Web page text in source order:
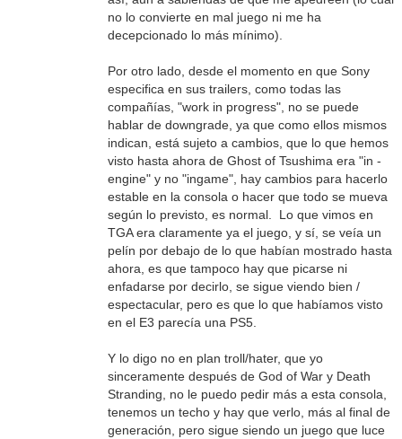
no lo convierte en mal juego ni me ha
decepcionado lo más mínimo).
Por otro lado, desde el momento en que Sony
especifica en sus trailers, como todas las
compañías, "work in progress", no se puede
hablar de downgrade, ya que como ellos mismos
indican, está sujeto a cambios, que lo que hemos
visto hasta ahora de Ghost of Tsushima era "in -
engine" y no "ingame", hay cambios para hacerlo
estable en la consola o hacer que todo se mueva
según lo previsto, es normal. Lo que vimos en
TGA era claramente ya el juego, y sí, se veía un
pelín por debajo de lo que habían mostrado hasta
ahora, es que tampoco hay que picarse ni
enfadarse por decirlo, se sigue viendo bien /
espectacular, pero es que lo que habíamos visto
en el E3 parecía una PS5.
Y lo digo no en plan troll/hater, que yo
sinceramente después de God of War y Death
Stranding, no le puedo pedir más a esta consola,
tenemos un techo y hay que verlo, más al final de
generación, pero sigue siendo un juego que luce